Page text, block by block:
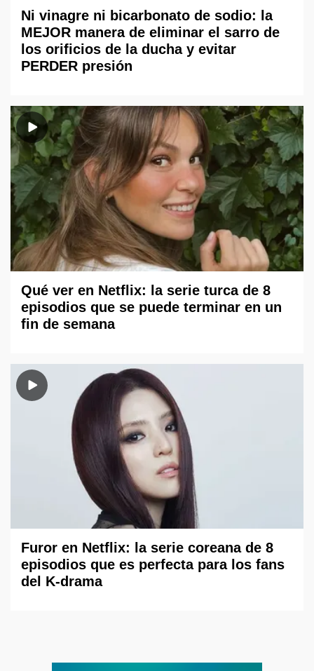
Ni vinagre ni bicarbonato de sodio: la
MEJOR manera de eliminar el sarro de
los orificios de la ducha y evitar
PERDER presión
Qué ver en Netflix: la serie turca de 8
episodios que se puede terminar en un
fin de semana
Furor en Netflix: la serie coreana de 8
episodios que es perfecta para los fans
del K-drama